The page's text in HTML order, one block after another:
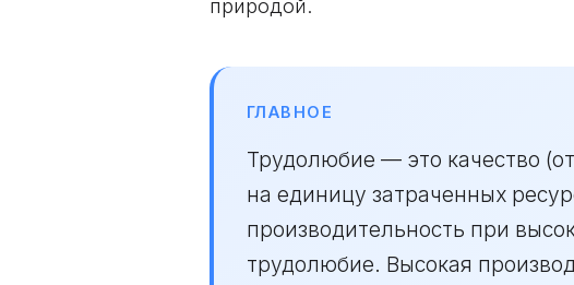
природой.
ГЛАВНОЕ
Трудолюбие — это качество
на единицу затраченных
производительность при
трудолюбие. Высокая